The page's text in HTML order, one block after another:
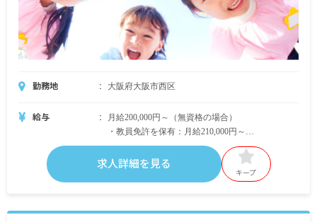
経験5年以上／3,360,000円～（月給280,000円～
300,000円）可能＋賞与
※試用期間6カ月／同条件
勤務地 大阪府大阪市西区
給与
月給200,000円～（無資格の場合）
・教員免許を保有：月給210,000円～
・保育士資格を保有：月給240,000円～
・その他の資格保有：月給205,000円～210,000円よ
求人詳細を見る
キープ